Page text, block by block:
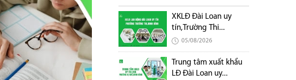
XKLĐ Đài Loan uy
tín,Trường Thi...
05/08/2026
Trung tâm xuất khẩu
LĐ Đài Loan uy...